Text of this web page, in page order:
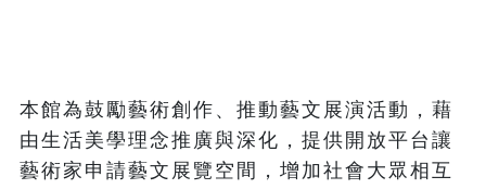
本館為鼓勵藝術創作、推動藝文展演活動，藉
由生活美學理念推廣與深化，提供開放平台讓
藝術家申請藝文展覽空間，增加社會大眾相互